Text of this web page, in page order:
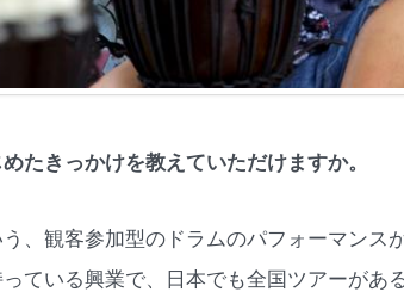
たきっかけを教えていただけますか。
う、観客参加型のドラムのパフォーマンス
っている興業で、日本でも全国ツアーがあ